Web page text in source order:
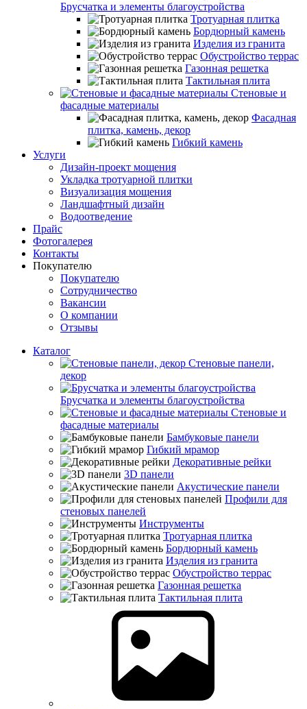
Брусчатка и элементы благоустройства
Тротуарная плитка
Бордюрный камень
Изделия из гранита
Обустройство террас
Газонная решетка
Тактильная плита
Стеновые и
фасадные материалы
Фасадная
плитка, камень, декор
Гибкий камень
Услуги
Дизайн-проект мощения
Укладка тротуарной плитки
Визуализация мощения
Ландшафтный дизайн
Водоотведение
Прайс
Фотогалерея
Контакты
Покупателю
Покупателю
Сотрудничество
Вакансии
О компании
Отзывы
Каталог
Стеновые панели,
декор
Брусчатка и элементы благоустройства
Стеновые и
фасадные материалы
Бамбуковые панели
Гибкий мрамор
Декоративные рейки
3D панели
Акустические панели
Профили для
стеновых панелей
Инструменты
Тротуарная плитка
Бордюрный камень
Изделия из гранита
Обустройство террас
Газонная решетка
Тактильная плита